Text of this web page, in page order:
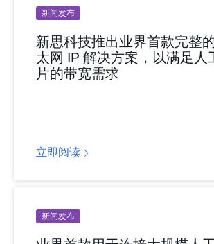
新闻发布
新思科技推出业界首款完整
太网 IP 解决方案，以满足人
片的带宽需求
立即阅读
新闻发布